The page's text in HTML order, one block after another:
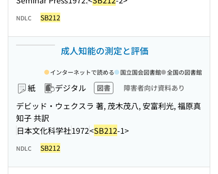
NDLC SB212
成人知能の測定と評価
紙 デジタル 図書 障害者向け資料あり
デビッド・ウェクスラ 著, 茂木茂八, 安富利光, 福原真
知子 共訳
日本文化科学社1972<SB212-1>
インターネットで読める 国立国会図書館 全国の図書館
NDLC SB212